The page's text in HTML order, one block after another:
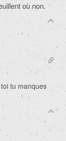
où non.
tu manques